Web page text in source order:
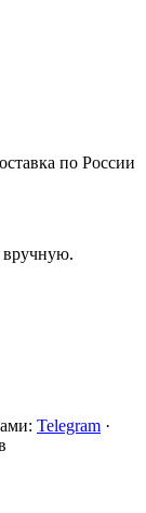
по России
вручную.
Telegram ·